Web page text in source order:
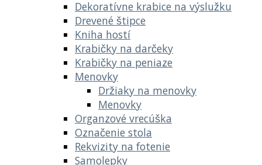
Dekoratívne krabice na výslužku
Drevené štipce
Kniha hostí
Krabičky na darčeky
Krabičky na peniaze
Menovky
Držiaky na menovky
Menovky
Organzové vrecúška
Označenie stola
Rekvizity na fotenie
Samolepky